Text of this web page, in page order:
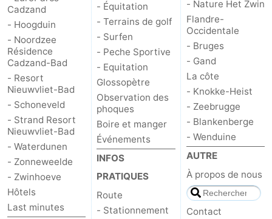
Breskens
-
Sluis
-
Dorp
Retranchement
Nature
Het
Zwin
Flandre-
Occidentale
Bruges
-
Gand
La
Cadzand
- Hoogduin
- Noordzee
Résidence
Cadzand-Bad
- Resort
Nieuwvliet-Bad
- Schoneveld
- Strand Resort
Nieuwvliet-Bad
- Waterdunen
- Zonneweelde
- Zwinhoeve
Hôtels
Last minutes
- Équitation
- Terrains de golf
- Surfen
- Peche Sportive
- Equitation
Glossopètre
Observation des
phoques
Boire et manger
Événements
INFOS
PRATIQUES
Route
- Stationnement
- Nature Het Zwin
Flandre-
Occidentale
- Bruges
- Gand
La côte
- Knokke-Heist
- Zeebrugge
- Blankenberge
- Wenduine
AUTRE
À propos de nous
Contact